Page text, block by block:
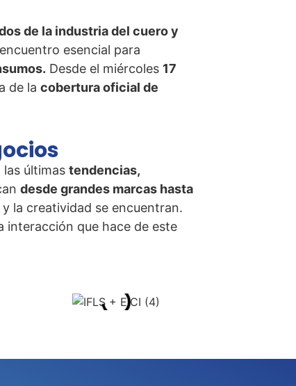
de la industria del cuero y
esencial para
Desde el miércoles 17
de la cobertura oficial de
últimas tendencias,
desde grandes marcas hasta
la creatividad se encuentran.
interacción que hace de este